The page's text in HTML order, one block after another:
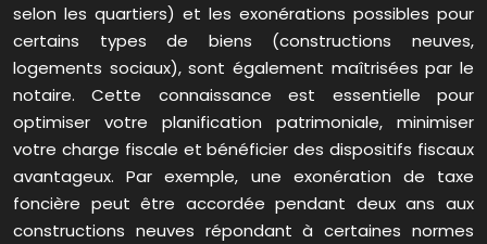
selon les quartiers) et les exonérations possibles pour
certains types de biens (constructions neuves,
logements sociaux), sont également maîtrisées par le
notaire. Cette connaissance est essentielle pour
optimiser votre planification patrimoniale, minimiser
votre charge fiscale et bénéficier des dispositifs fiscaux
avantageux. Par exemple, une exonération de taxe
foncière peut être accordée pendant deux ans aux
constructions neuves répondant à certaines normes